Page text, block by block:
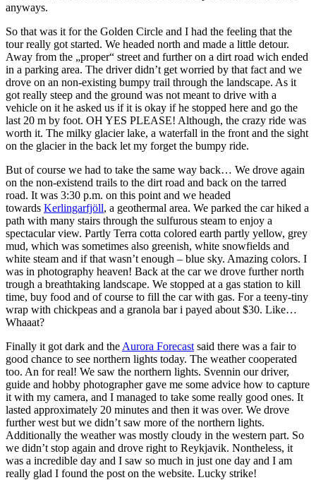
anyways.
So that was it for the Golden Circle and I had the feeling that the
tour really got started. We headed north and made a little detour.
Away from the „proper“ street and further on a dirt road wich ended
in a parking area. The driver didn’t get worried by that fact and we
drove on an non-existing bumpy trail through the landscape. As it
got really steep and the ground was not meant to drive with a
vehicle on it he asked us if it is okay if he stopped here and go the
last 20 m by foot. OH YES PLEASE! Although, the crazy ride was
worth it. The milky glacier lake, a waterfall in the front and the sight
on the glacier in the back let my forget the bumpy ride.
But of course we had to take the same way back… We drove again
on the non-existend trails to the dirt road and back on the tarred
road. It was 3:30 p.m. on this point and we headed
towards Kerlingarfjöll, a geothermal area. We parked the car hiked a
path with many stairs through the sulfurous steam to enjoy a
spectacular view. Partly Terra cotta colored earth partly yellow, grey
mud, which was sometimes also greenish, white snowfields and
white steam and if that wasn’t enough – blue sky. Amazing colors. I
was in photography heaven! Back at the car we drove further north
trough a breathtaking landscape. We stopped at a gas station to kill
time, buy food and of course to fill the car with gas. For a teeny-tiny
wrap with chickpeas and a granola bar i payed about $30. Like…
Whaaat?
Finally it got dark and the Aurora Forecast said there was a fair to
good chance to see northern lights today. The weather cooperated
too. An for real! We saw the northern lights. Svennin our driver,
guide and hobby photographer gave me some advice how to capture
it with my camera, and I managed to take some really good ones. It
lasted approximately 20 minutes and then it was over. We drove
further west but we didn’t saw more of the northern lights.
Additionally the weather was mostly cloudy in the western part. So
we didn’t stop again and drove right to Reykjavik. Nontheless, it
was a incredible day and I saw so much in just one day and I am
really glad I found the post on the website. Lucky strike!